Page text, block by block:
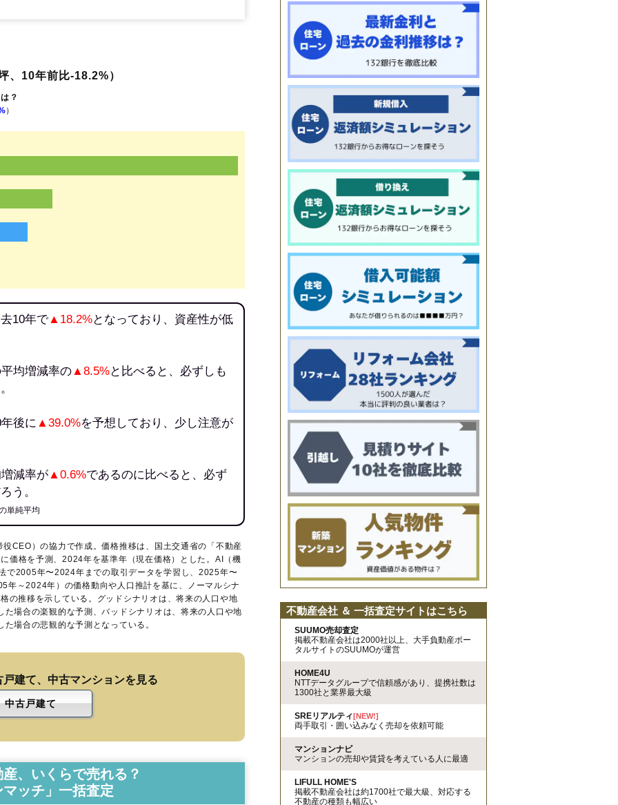
、10年前比-18.2%）
？
）
10年で▲18.2%となっており、資産性が低
均増減率の▲8.5%と比べると、必ずしも
後に ▲39.0%を予想しており、少し注意が
減率が▲0.6%であるのに比べると、必ず
う。
単純平均
CEO）の協力で作成。価格推移は、国土交通省の「 不動産
価格を予測、2024年を基準年（現在価格）とした。AI（機
で2005年〜2024年までの取引データを学習し、2025年〜
年～2024年）の価格動向や人口推計を基に、ノーマルシナ
の推移を示している。グッドシナリオは、将来の人口や地
場合の楽観的な予測、バッドシナリオは、将来の人口や地
場合の悲観的な予測となっている。
建て、中古マンションを見る
中古戸建て
、いくらで売れる？
ッチ」一括査定
不動産会社 ＆ 一括査定サイトはこちら
SUUMO売却査定
掲載不動産会社は2000社以上、大手負動産ポー
タルサイトのSUUMOが運営
HOME4U
NTTデータグループで信頼感があり、提携社数は
1300社と業界最大級
SREリアルティ[NEW!]
両手取引・囲い込みなく売却を依頼可能
マンションナビ
マンションの売却や賃貸を考えている人に最適
LIFULL HOME'S
掲載不動産会社は約1700社で最大級、対応する
不動産の種類も幅広い